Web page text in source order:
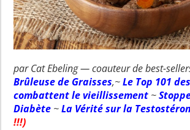
par Cat Ebeling — coauteur de best-
Brûleuse de Graisses,~Le Top 101
combattent le vieillissement ~
Diabète ~La Vérité sur la
!!!)